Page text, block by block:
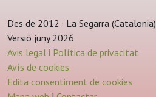
Des de 2012 · La Segarra (Catalonia)
Versió juny 2026
Avis legal i Política de privacitat
Avís de cookies
Edita consentiment de cookies